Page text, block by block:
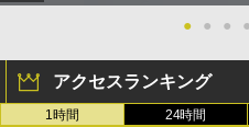
￥6,658
トローラ
s X|S 対
5
【
第三章
巾着＋メ
● ● ● ●
アクセスランキング
1時間 24時間